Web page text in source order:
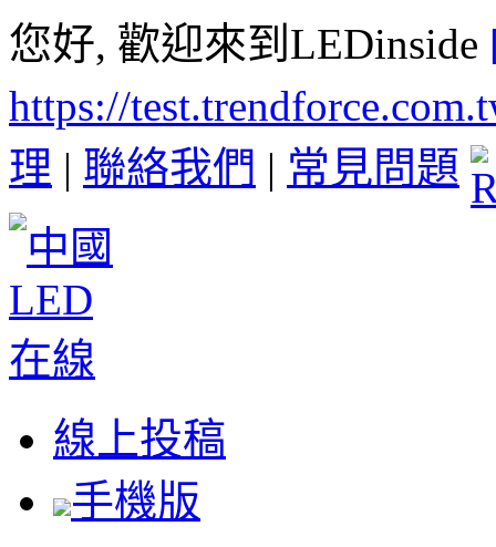
您好, 歡迎來到LEDinside
https://
理 | 聯絡我們 | 常見問題
線上投稿
手機版